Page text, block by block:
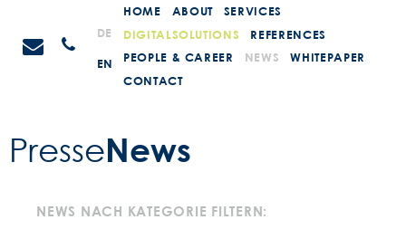
Inhalt
STEIN
PromotionsAnrufen
DE
EN
HOME ABOUT
SERVICES
DIGITALSOLUTIONS
REFERENCES
PEOPLE & CAREER
NEWS
WHITEPAPER
CONTACT
Presse­News
NEWS NACH KATEGORIE FILTERN: